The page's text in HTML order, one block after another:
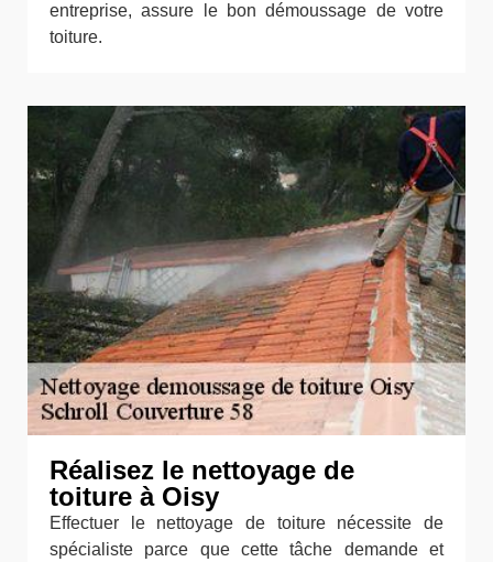
entreprise, assure le bon démoussage de votre
toiture.
Réalisez le nettoyage de
toiture à Oisy
Effectuer le nettoyage de toiture nécessite de
spécialiste parce que cette tâche demande et